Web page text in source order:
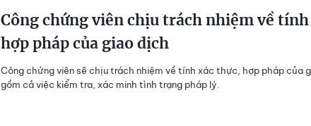
Công chứng viên chịu trách nhiệm về
hợp pháp của giao dịch
Công chứng viên sẽ chịu trách nhiệm về tính xác thực, hợp pháp của
gồm cả việc kiểm tra, xác minh tình trạng pháp lý.